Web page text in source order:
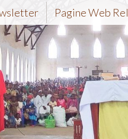
Pagine Web